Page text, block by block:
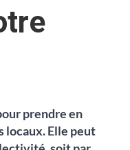
prendre en
locaux. Elle peut